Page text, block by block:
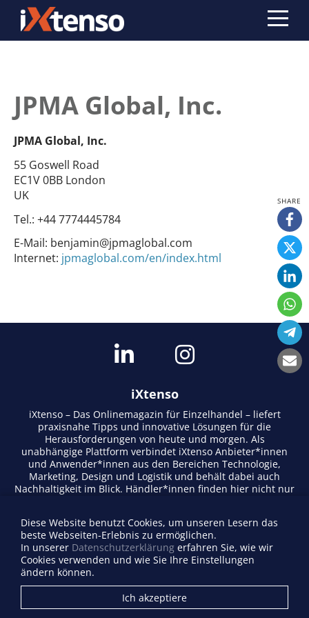
JPMA Global, Inc.
JPMA Global, Inc.
55 Goswell Road
EC1V 0BB London
UK
Tel.: +44 7774445784
E-Mail: benjamin@jpmaglobal.com
Internet: jpmaglobal.com/en/index.html
iXtenso
iXtenso – Das Onlinemagazin für Einzelhandel – liefert
praxisnahe Tipps und innovative Lösungen für die
Herausforderungen von heute und morgen. Als
unabhängige Plattform verbindet iXtenso Anbieter*innen
und Anwender*innen aus den Bereichen Technologie,
Marketing, Design und Logistik und behält dabei auch
Nachhaltigkeit im Blick. Händler*innen finden hier nicht nur
lebendigen Schreibstil und relevantem Content fördert das
Magazin den Austausch innerhalb der Retail-Community.
Ob digitale Trends oder praktische Alltagstipps – iXtenso
macht Wissen für den Handel zugänglich.
Firma eintragen
Diese Website benutzt Cookies, um unseren Lesern das
beste Webseiten-Erlebnis zu ermöglichen.
In unserer Datenschutzerklärung erfahren Sie, wie wir
Cookies verwenden und wie Sie Ihre Einstellungen
ändern können.
Ich akzeptiere